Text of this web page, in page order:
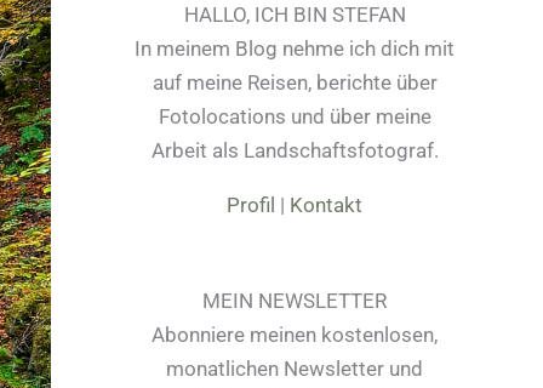
HALLO, ICH BIN STEFAN
In meinem Blog nehme ich dich mit
auf meine Reisen, berichte über
Fotolocations und über meine
Arbeit als Landschaftsfotograf.
Profil | Kontakt
MEIN NEWSLETTER
Abonniere meinen kostenlosen,
monatlichen Newsletter und